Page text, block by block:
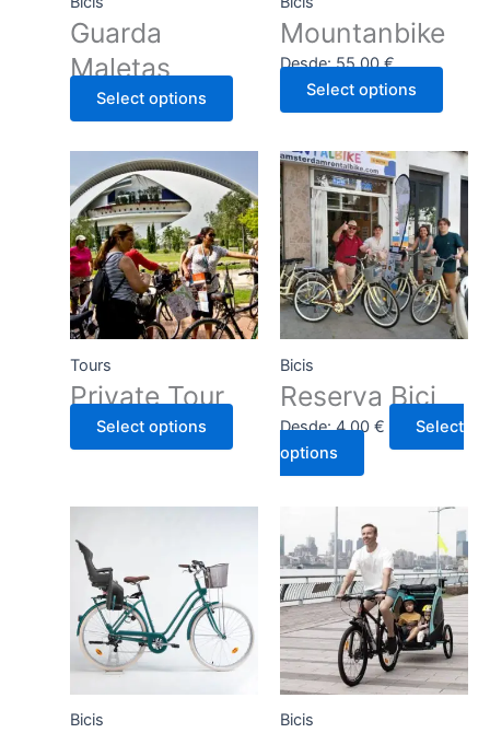
Guarda
Maletas
Select options
Mountanbike
Desde:55,00€
Select options
Tours
Private Tour
Select options
Bicis
Reserva Bici
Desde:4,00 €
Select
options
Bicis Bicis